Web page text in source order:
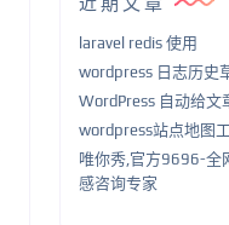
laravel redis 使用
wordpress 日志历史
WordPress 自动给文
wordpress站点地图
唯你秀,官方9696-全
感咨询专家